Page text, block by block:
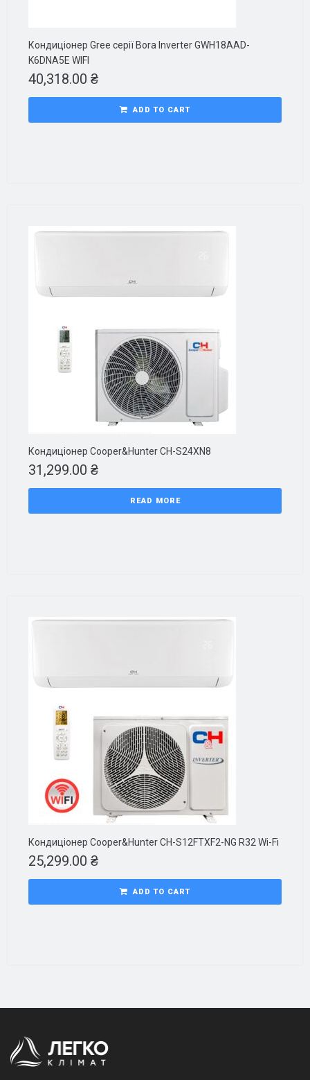
Кондиціонер Gree серії Bora Inverter GWH18AAD-
K6DNA5E WIFI
40,318.00 ₴
ADD TO CART
Кондиціонер Cooper&Hunter CH-S24XN8
31,299.00 ₴
READ MORE
Кондиціонер Cooper&Hunter CH-S12FTXF2-NG R32 Wi-Fi
25,299.00 ₴
ADD TO CART